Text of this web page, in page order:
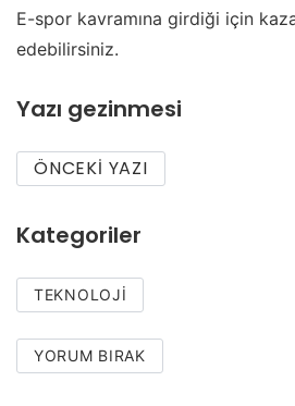
E-spor kavramına girdiği için
edebilirsiniz.
Yazı gezinmesi
ÖNCEKI YAZI
Kategoriler
TEKNOLOJI
YORUM BIRAK